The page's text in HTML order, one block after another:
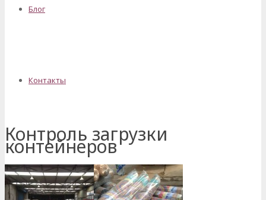
Блог
Контакты
Контроль загрузки
контейнеров